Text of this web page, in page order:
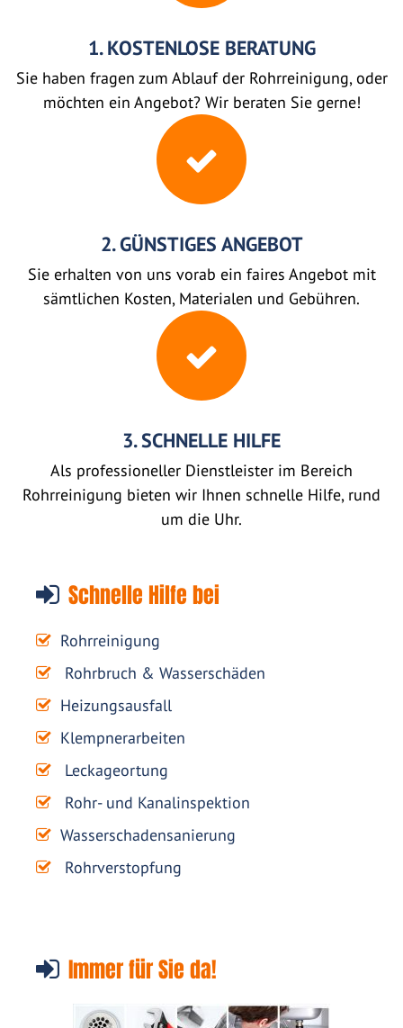
1. KOSTENLOSE BERATUNG
Sie haben fragen zum Ablauf der Rohrreinigung, oder
möchten ein Angebot? Wir beraten Sie gerne!
2. GÜNSTIGES ANGEBOT
Sie erhalten von uns vorab ein faires Angebot mit
sämtlichen Kosten, Materialen und Gebühren.
3. SCHNELLE HILFE
Als professioneller Dienstleister im Bereich
Rohrreinigung bieten wir Ihnen schnelle Hilfe, rund
um die Uhr.
Schnelle Hilfe bei
Rohrreinigung
Rohrbruch & Wasserschäden
Heizungsausfall
Klempnerarbeiten
Leckageortung
Rohr- und Kanalinspektion
Wasserschadensanierung
Rohrverstopfung
Immer für Sie da!